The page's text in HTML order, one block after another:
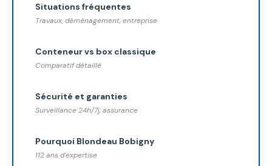
Situations fréquentes
Travaux, déménagement, entreprise
Conteneur vs box classique
Comparatif détaillé
Sécurité et garanties
Surveillance 24h/7j, assurance
Pourquoi Blondeau Bobigny
112 ans d'expertise